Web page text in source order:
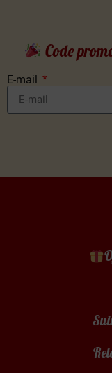
Code
E-mail